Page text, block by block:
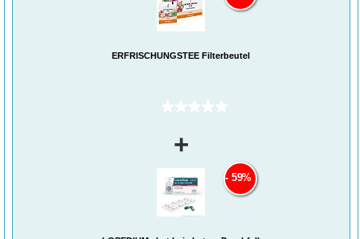
ERFRISCHUNGSTEE Filterbeutel
(0)
+
59%